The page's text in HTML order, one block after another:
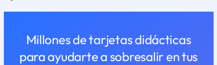
Millones de tarjetas didácticas
para ayudarte a sobresalir en tus